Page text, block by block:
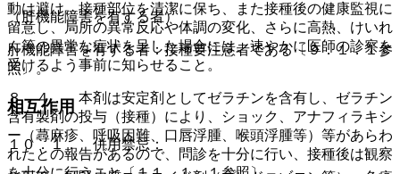
（肝機能障害を有する者）
肝機能障害を有する者：接種要注意者である〔９．１．１参
照〕。
相互作用
１０．１． 併用禁忌：
動は避け、接種部位を清潔に保ち、また接種後の健康監視に
留意し、局所の異常反応や体調の変化、さらに高熱、けいれ
ん等の異常な症状を呈した場合には、速やかに医師の診察を
受けるよう事前に知らせること。
８．４． 本剤は安定剤としてゼラチンを含有し、ゼラチン
含有製剤の投与（接種）により、ショック、アナフィラキシ
ー（蕁麻疹、呼吸困難、口唇浮腫、喉頭浮腫等）等があらわ
れたとの報告があるので、問診を十分に行い、接種後は観察